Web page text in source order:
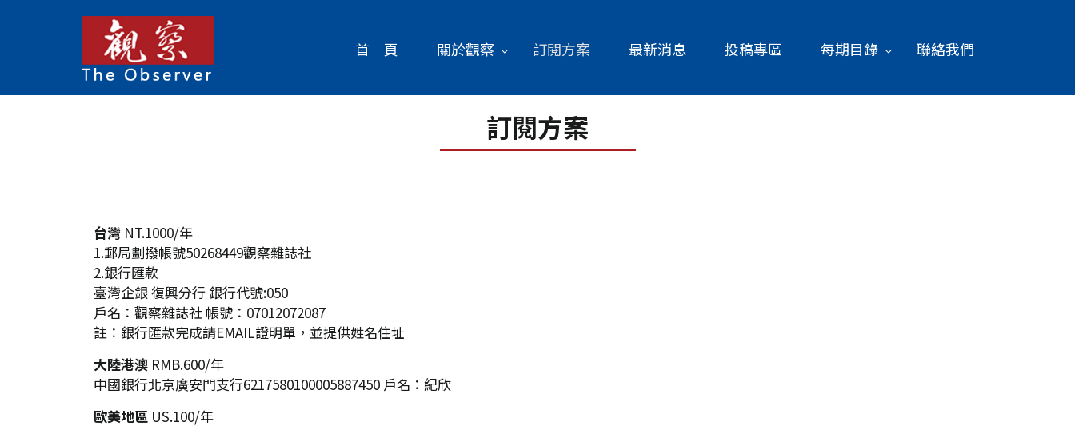
首 頁 關於觀察 訂閱方案 最新消息 投稿專區 每期目錄 聯絡我們
訂閱方案
台灣 NT.1000/年
1.郵局劃撥帳號50268449觀察雜誌社
2.銀行匯款
臺灣企銀 復興分行 銀行代號:050
戶名：觀察雜誌社 帳號：07012072087
註：銀行匯款完成請EMAIL證明單，並提供姓名住址
大陸港澳 RMB.600/年
中國銀行北京廣安門支行6217580100005887450 戶名：紀欣
歐美地區 US.100/年